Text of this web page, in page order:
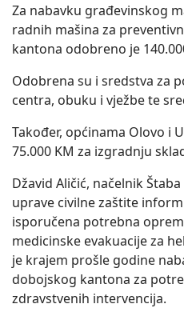
Za nabavku građevinskog
radnih mašina za
kantona odobreno je
Odobrena su i sredstva za
centra, obuku i vježbe te
Također, općinama Olovo i
75.000 KM za izgradnju
Džavid Aličić, načelnik
uprave civilne zaštite
isporučena potrebna
medicinske evakuacije za
je krajem prošle godine
dobojskog kantona za
zdravstvenih intervencija.